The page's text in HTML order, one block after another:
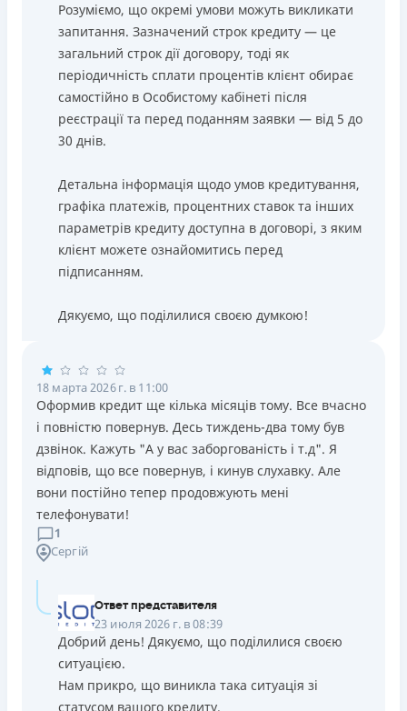
Розуміємо, що окремі умови можуть викликати
запитання. Зазначений строк кредиту — це
загальний строк дії договору, тоді як
періодичність сплати процентів клієнт обирає
самостійно в Особистому кабінеті після
реєстрації та перед поданням заявки — від 5 до
30 днів.
Детальна інформація щодо умов кредитування,
графіка платежів, процентних ставок та інших
параметрів кредиту доступна в договорі, з яким
клієнт можете ознайомитись перед
підписанням.
Дякуємо, що поділилися своєю думкою!
18 марта 2026 г. в 11:00
Оформив кредит ще кілька місяців тому. Все вчасно
і повністю повернув. Десь тиждень-два тому був
дзвінок. Кажуть "А у вас заборгованість і т.д". Я
відповів, що все повернув, і кинув слухавку. Але
вони постійно тепер продовжують мені
телефонувати!
1
Сергій
Ответ представителя
23 июля 2026 г. в 08:39
Добрий день! Дякуємо, що поділилися своєю
ситуацією.
Нам прикро, що виникла така ситуація зі
статусом вашого кредиту.